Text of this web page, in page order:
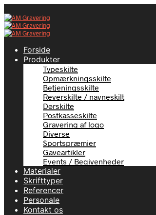
Forside
Produkter
Typeskilte
Opmærkningsskilte
Betjeningsskilte
Reverskilte / navneskilt
Dørskilte
Postkasseskilte
Gravering af logo
Diverse
Sportspræmier
Gaveartikler
Events / Begivenheder
Materialer
Skrifttyper
Referencer
Personale
Kontakt os